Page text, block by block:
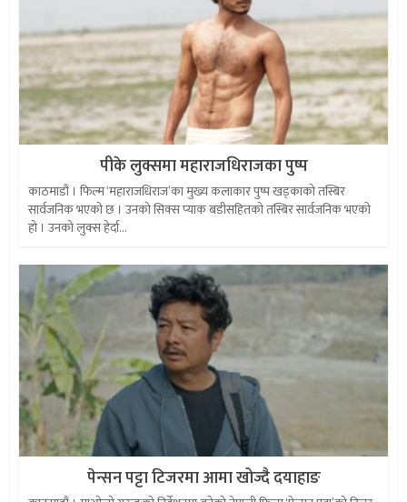
पीके लुक्समा महाराजधिराजका पुष्प
काठमाडौं । फिल्म ‘महाराजधिराज’का मुख्य कलाकार पुष्प खड्काको तस्बिर
सार्वजनिक भएको छ । उनको सिक्स प्याक बडीसहितको तस्बिर सार्वजनिक भएको
हो । उनको लुक्स हेर्दा...
पेन्सन पट्टा टिजरमा आमा खोज्दै दयाहाङ